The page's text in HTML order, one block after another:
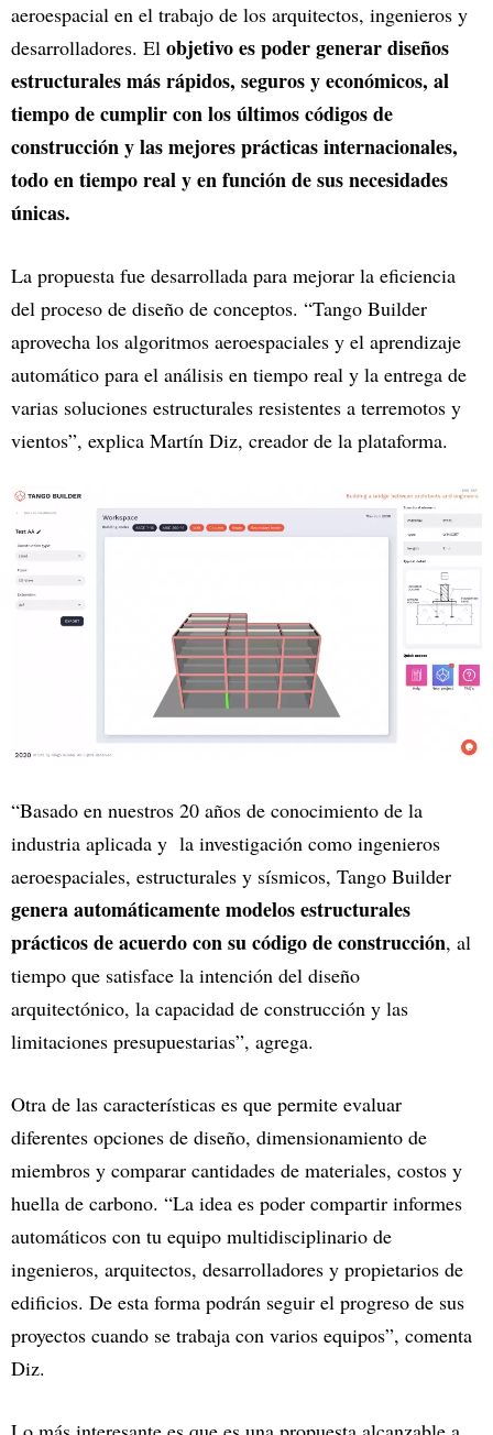
aeroespacial en el trabajo de los arquitectos, ingenieros y
desarrolladores. El objetivo es poder generar diseños
estructurales más rápidos, seguros y económicos, al
tiempo de cumplir con los últimos códigos de
construcción y las mejores prácticas internacionales,
todo en tiempo real y en función de sus necesidades
únicas.
La propuesta fue desarrollada para mejorar la eficiencia
del proceso de diseño de conceptos. “Tango Builder
aprovecha los algoritmos aeroespaciales y el aprendizaje
automático para el análisis en tiempo real y la entrega de
varias soluciones estructurales resistentes a terremotos y
vientos”, explica Martín Diz, creador de la plataforma.
“Basado en nuestros 20 años de conocimiento de la
industria aplicada y la investigación como ingenieros
aeroespaciales, estructurales y sísmicos, Tango Builder
genera automáticamente modelos estructurales
prácticos de acuerdo con su código de construcción, al
tiempo que satisface la intención del diseño
arquitectónico, la capacidad de construcción y las
limitaciones presupuestarias”, agrega.
Otra de las características es que permite evaluar
diferentes opciones de diseño, dimensionamiento de
miembros y comparar cantidades de materiales, costos y
huella de carbono. “La idea es poder compartir informes
automáticos con tu equipo multidisciplinario de
ingenieros, arquitectos, desarrolladores y propietarios de
edificios. De esta forma podrán seguir el progreso de sus
proyectos cuando se trabaja con varios equipos”, comenta
Diz.